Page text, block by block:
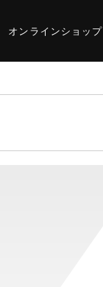
オンラインショップ